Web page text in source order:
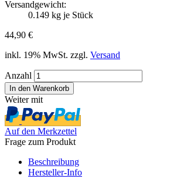
Versandgewicht:
0.149 kg je Stück
44,90 €
inkl. 19% MwSt. zzgl. Versand
Anzahl
Weiter mit
Auf den Merkzettel
Frage zum Produkt
Beschreibung
Hersteller-Info